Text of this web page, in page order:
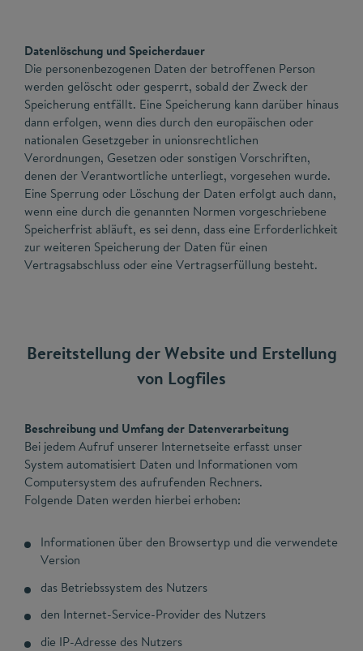
Datenlöschung und Speicherdauer
Die personenbezogenen Daten der betroffenen Person
werden gelöscht oder gesperrt, sobald der Zweck der
Speicherung entfällt. Eine Speicherung kann darüber hinaus
dann erfolgen, wenn dies durch den europäischen oder
nationalen Gesetzgeber in unionsrechtlichen
Verordnungen, Gesetzen oder sonstigen Vorschriften,
denen der Verantwortliche unterliegt, vorgesehen wurde.
Eine Sperrung oder Löschung der Daten erfolgt auch dann,
wenn eine durch die genannten Normen vorgeschriebene
Speicherfrist abläuft, es sei denn, dass eine Erforderlichkeit
zur weiteren Speicherung der Daten für einen
Vertragsabschluss oder eine Vertragserfüllung besteht.
Bereitstellung der Website und Erstellung
von Logfiles
Beschreibung und Umfang der Datenverarbeitung
Bei jedem Aufruf unserer Internetseite erfasst unser
System automatisiert Daten und Informationen vom
Computersystem des aufrufenden Rechners.
Folgende Daten werden hierbei erhoben:
Informationen über den Browsertyp und die verwendete
Version
das Betriebssystem des Nutzers
den Internet-Service-Provider des Nutzers
die IP-Adresse des Nutzers